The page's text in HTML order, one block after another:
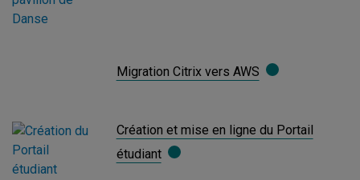
Migration Citrix vers AWS
Création et mise en ligne du Portail
étudiant